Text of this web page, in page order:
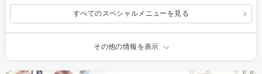
すべてのスペシャルメニューを見る
その他の情報を表示